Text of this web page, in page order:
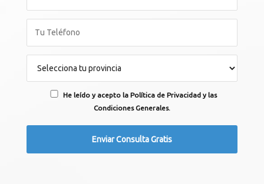
He leído y acepto la Política de Privacidad y las
Condiciones Generales.